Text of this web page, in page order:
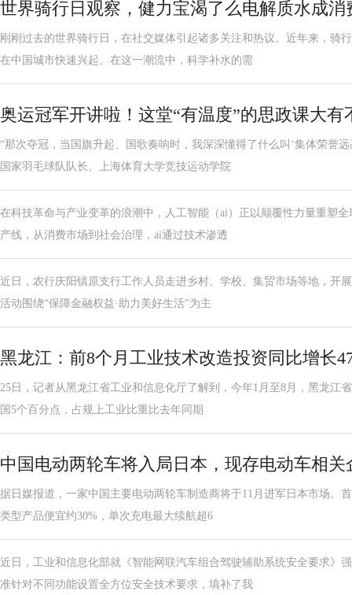
世界骑行日观察，健力宝渴了么电解质水成消
刚刚过去的世界骑行日，在社交媒体引起诸多关注和热议。近年来，骑
在中国城市快速兴起。在这一潮流中，科学补水的需
奥运冠军开讲啦！这堂“有温度”的思政课大有
“那次夺冠，当国旗升起、国歌奏响时，我深深懂得了什么叫‘集体荣誉
国家羽毛球队队长、上海体育大学竞技运动学院
在科技革命与产业变革的浪潮中，人工智能（ai）正以颠覆性力量重塑
产线，从消费市场到社会治理，ai通过技术渗透
近日，农行庆阳镇原支行工作人员走进乡村、学校、集贸市场等地，开
活动围绕“保障金融权益·助力美好生活”为主
黑龙江：前8个月工业技术改造投资同比增长
25日，记者从黑龙江省工业和信息化厅了解到，今年1月至8月，黑龙江
国5个百分点，占规上工业比重比去年同期
中国电动两轮车将入局日本，现存电动车相关
据日媒报道，一家中国主要电动两轮车制造商将于11月进军日本市场。
类型产品便宜约30%，单次充电最大续航超6
近日，工业和信息化部就《智能网联汽车组合驾驶辅助系统安全要求》
准针对不同功能设置全方位安全技术要求，填补了我